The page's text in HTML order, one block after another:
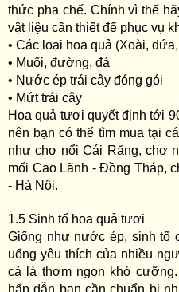
thức pha chế. Chính vì thế
vật liệu cần thiết để phục vụ
• Các loại hoa quả (Xoài,
• Muối, đường, đá
• Nước ép trái cây đóng gói
• Mứt trái cây
Hoa quả tươi quyết định tới
nên bạn có thể tìm mua tại
như chợ nổi Cái Răng, chợ
mối Cao Lãnh - Đồng Tháp,
- Hà Nội.
1.5 Sinh tố hoa quả tươi
Giống như nước ép, sinh tố
uống yêu thích của nhiều
cả là thơm ngon khó
hấp dẫn bạn cần chuẩn bị